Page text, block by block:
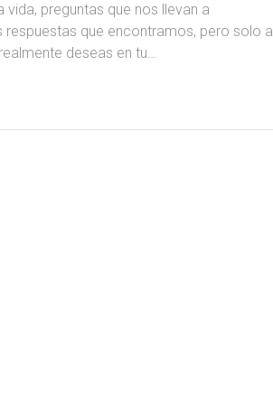
preguntas que nos llevan a
respuestas que encontramos, pero solo a
deseas en tu…